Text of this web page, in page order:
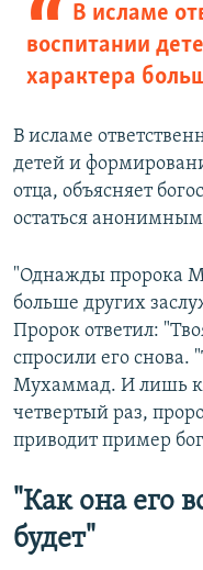
В исламе
воспитании
характера
В исламе
детей и
отца, объясняет
остаться
"Однажды пророка
больше других
Пророк ответил:
спросили его снова.
Мухаммад. И лишь
четвертый раз,
приводит пример
"Как она его
будет"